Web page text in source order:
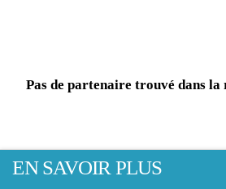
Pas de partenaire trouvé dans la
EN SAVOIR PLUS